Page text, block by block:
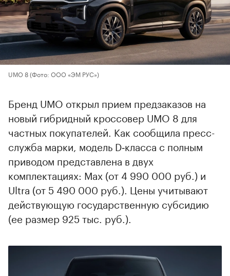
UMO 8(Фото: ООО «ЭМ РУС»)
Бренд UMO открыл прием предзаказов на
новый гибридный кроссовер UMO 8 для
частных покупателей. Как сообщила пресс-
служба марки, модель D‑класса с полным
приводом представлена в двух
комплектациях: Max (от 4 990 000 руб.) и
Ultra (от 5 490 000 руб.). Цены учитывают
действующую государственную субсидию
(ее размер 925 тыс. руб.).